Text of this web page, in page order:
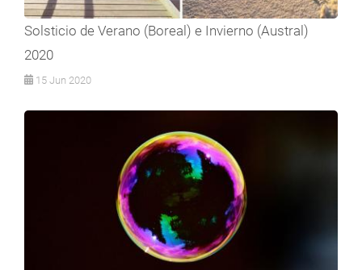
Solsticio de Verano (Boreal) e Invierno (Austral)
2020
15 Jun 2020